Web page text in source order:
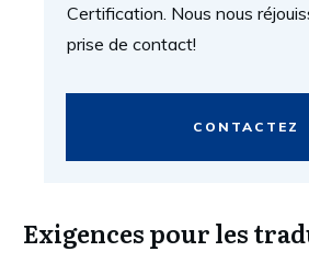
Certification. Nous nous
prise de contact!
CONTACTEZ
Exigences pour les